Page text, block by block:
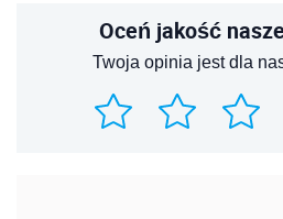
Oceń jakość
Twoja opinia jest dla